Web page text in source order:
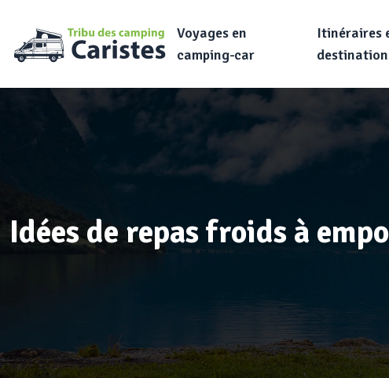
Voyages en
camping-car
Itinéraires
Idées de repas froids à